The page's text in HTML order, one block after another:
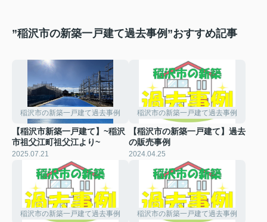
”稲沢市の新築一戸建て過去事例”おすすめ記事
稲沢市の新築一戸建て過去事例
【稲沢市新築一戸建て】~稲沢
市祖父江町祖父江より~
2025.07.21
稲沢市の新築一戸建て過去事例
【稲沢市の新築一戸建て】過去
の販売事例
2024.04.25
稲沢市の新築一戸建て過去事例 稲沢市の新築一戸建て過去事例